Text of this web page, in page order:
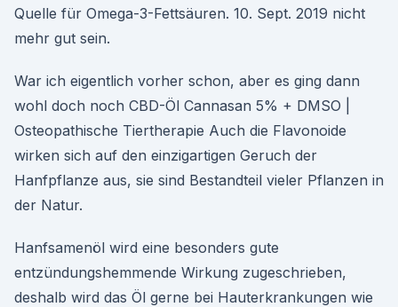
Quelle für Omega-3-Fettsäuren. 10. Sept. 2019 nicht
mehr gut sein.
War ich eigentlich vorher schon, aber es ging dann
wohl doch noch CBD-Öl Cannasan 5% + DMSO |
Osteopathische Tiertherapie Auch die Flavonoide
wirken sich auf den einzigartigen Geruch der
Hanfpflanze aus, sie sind Bestandteil vieler Pflanzen in
der Natur.
Hanfsamenöl wird eine besonders gute
entzündungshemmende Wirkung zugeschrieben,
deshalb wird das Öl gerne bei Hauterkrankungen wie